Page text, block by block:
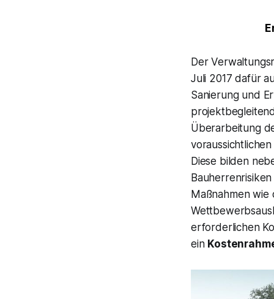
Der
Juli 2017 dafür
Sanierung und
Überarbeitung
Diese bilden
Maßnahmen
erforderlichen
ein